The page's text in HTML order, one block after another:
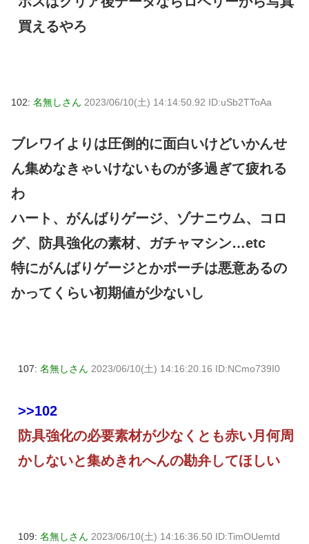
買えるやろ
102: 名無しさん 2023/06/10(土) 14:14:50.92 ID:uSb2TToAa
ブレワイよりは圧倒的に面白いけどいかんせ
ん集めなきゃいけないものが多過ぎて疲れる
わ
ハート、がんばりゲージ、ゾナニウム、コロ
グ、防具強化の素材、ガチャマシン…etc
特にがんばりゲージとかポーチは悪意あるの
かってくらい初期値が少ないし
107: 名無しさん 2023/06/10(土) 14:16:20.16 ID:NCmo739I0
>>102
防具強化の必要素材が少なくとも赤い月何周
かしないと集めきれへんの勘弁してほしい
109: 名無しさん 2023/06/10(土) 14:16:36.50 ID:TimOUemtd